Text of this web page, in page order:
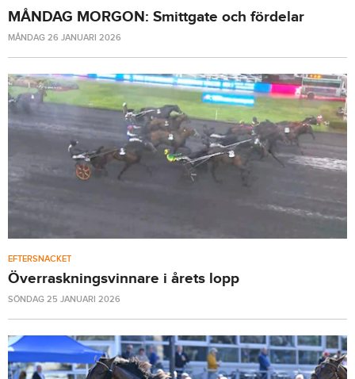
MÅNDAG MORGON: Smittgate och fördelar
MÅNDAG 26 JANUARI 2026
EFTERSNACKET
Överraskningsvinnare i årets lopp
SÖNDAG 25 JANUARI 2026